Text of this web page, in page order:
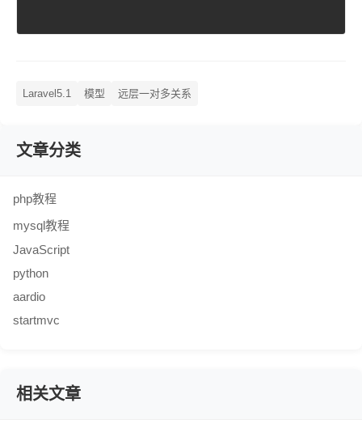
Laravel5.1 模型 远层一对多关系
文章分类
php教程
mysql教程
JavaScript
python
aardio
startmvc
相关文章